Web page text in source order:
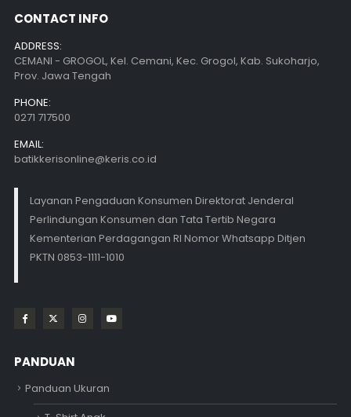
CONTACT INFO
ADDRESS:
CEMANI - GROGOL, Kel. Cemani, Kec. Grogol, Kab. Sukoharjo,
Prov. Jawa Tengah
PHONE:
0271 717500
EMAIL:
batikkerisonline@keris.co.id
Layanan Pengaduan Konsumen Direktorat Jenderal
Perlindungan Konsumen dan Tata Tertib Negara
Kementerian Perdagangan RI Nomor Whatsapp Ditjen
PKTN 0853-1111-1010
PANDUAN
Panduan Ukuran